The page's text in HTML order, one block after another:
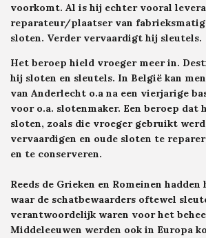
voorkomt. Al is hij echter vooral
reparateur/plaatser van
sloten. Verder vervaardigt hij sleutels.
Het beroep hield vroeger meer in.
hij sloten en sleutels. In België kan
van Anderlecht o.a na een vierjarige
voor o.a. slotenmaker. Een beroep dat
sloten, zoals die vroeger gebruikt
vervaardigen en oude sloten te
en te conserveren.
Reeds de Grieken en Romeinen
waar de schatbewaarders oftewel
verantwoordelijk waren voor het
Middeleeuwen werden ook in Europa